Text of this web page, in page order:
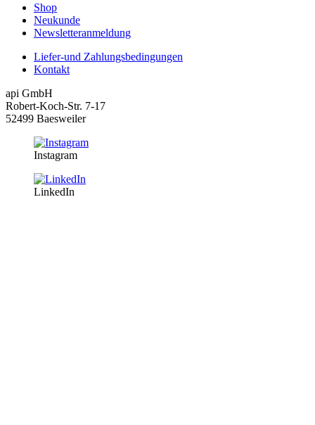
Shop
Neukunde
Newsletteranmeldung
Liefer-und Zahlungsbedingungen
Kontakt
api GmbH
Robert-Koch-Str. 7-17
52499 Baesweiler
Instagram
LinkedIn